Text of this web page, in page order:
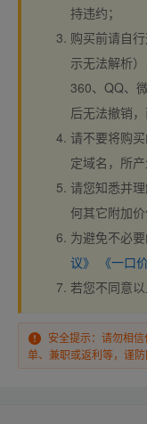
持违约；
购买前请自
示无法解析
360、QQ、
后无法撤销
请不要将购
定域名，所
请您知悉并
何其它附加
为避免不必
议》
《一口
若您不同意
安全提示：请勿相
单、兼职或返利等，谨防